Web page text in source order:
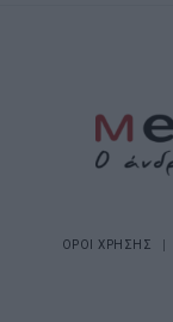
ΟΡΟΙ ΧΡΗΣΗΣ